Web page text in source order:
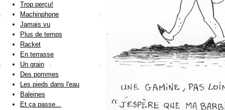
Trop perçu!
Machinphone
Jamais vu
Plus de temps
Racket
En terrasse
Un grain
Des pommes
Les pieds dans l'eau
Baleines
Et ça passe...